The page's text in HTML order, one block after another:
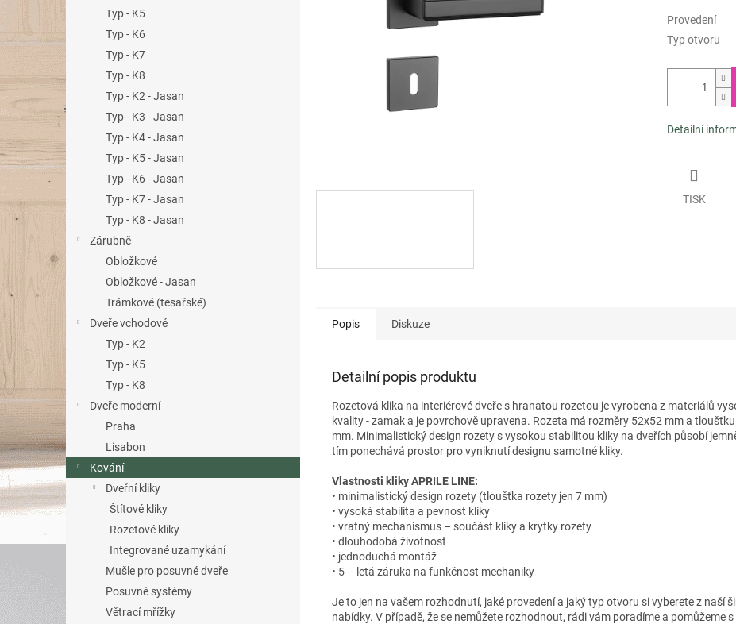
l
Typ - K5
Typ - K6
Typ - K7
Typ - K8
Typ - K2 - Jasan
Typ - K3 - Jasan
Typ - K4 - Jasan
Typ - K5 - Jasan
Typ - K6 - Jasan
Typ - K7 - Jasan
Typ - K8 - Jasan
Zárubně
Obložkové
Obložkové - Jasan
Trámkové (tesařské)
Dveře vchodové
Typ - K2
Typ - K5
Typ - K8
Dveře moderní
Praha
Lisabon
Kování
Dveřní kliky
Štítové kliky
Rozetové kliky
Integrované uzamykání
Mušle pro posuvné dveře
Posuvné systémy
Větrací mřížky
Provedení
Typ otvoru
Detailní
TISK
Popis Diskuze
Detailní popis produktu
Rozetová klika na interiérové dveře s hranatou rozetou je vyrobena z materiálů
kvality - zamak a je povrchově upravena. Rozeta má rozměry 52x52 mm a
mm. Minimalistický design rozety s vysokou stabilitou kliky na dveřích působí
tím ponechává prostor pro vyniknutí designu samotné kliky.
Vlastnosti kliky APRILE LINE:
• minimalistický design rozety (tloušťka rozety jen 7 mm)
• vysoká stabilita a pevnost kliky
• vratný mechanismus – součást kliky a krytky rozety
• dlouhodobá životnost
• jednoduchá montáž
• 5 – letá záruka na funkčnost mechaniky
Je to jen na vašem rozhodnutí, jaké provedení a jaký typ otvoru si vyberete z naší
nabídky. V případě, že se nemůžete rozhodnout, rádi vám poradíme a pomůžeme s